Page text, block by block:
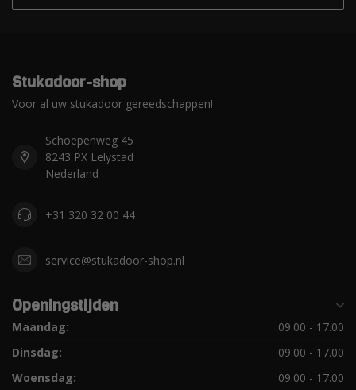
Stukadoor-shop
Voor al uw stukadoor gereedschappen!
Schoepenweg 45
8243 PX Lelystad
Nederland
+31 320 32 00 44
service@stukadoor-shop.nl
Openingstijden
Maandag:
09.00 - 17.00
Dinsdag:
09.00 - 17.00
Woensdag:
09.00 - 17.00